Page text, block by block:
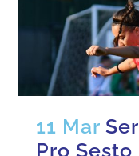
11 Mar
Pro